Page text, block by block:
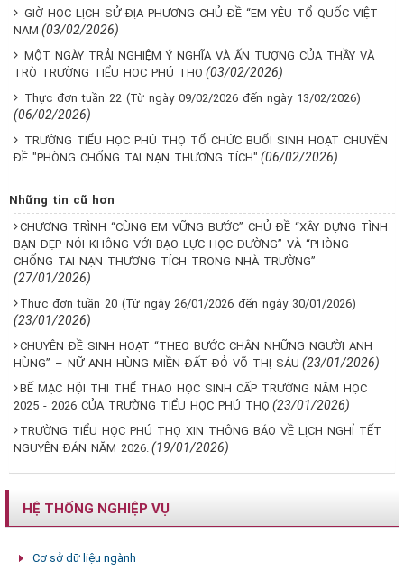
GIỜ HỌC LỊCH SỬ ĐỊA PHƯƠNG CHỦ ĐỀ “EM YÊU TỔ QUỐC VIỆT
NAM (03/02/2026)
MỘT NGÀY TRẢI NGHIỆM Ý NGHĨA VÀ ẤN TƯỢNG CỦA THẦY VÀ
TRÒ TRƯỜNG TIỂU HỌC PHÚ THỌ (03/02/2026)
Thực đơn tuần 22 (Từ ngày 09/02/2026 đến ngày 13/02/2026)
(06/02/2026)
TRƯỜNG TIỂU HỌC PHÚ THỌ TỔ CHỨC BUỔI SINH HOẠT CHUYÊN
ĐỀ "PHÒNG CHỐNG TAI NẠN THƯƠNG TÍCH" (06/02/2026)
Những tin cũ hơn
CHƯƠNG TRÌNH “CÙNG EM VỮNG BƯỚC” CHỦ ĐỀ “XÂY DỰNG TÌNH
BẠN ĐẸP NÓI KHÔNG VỚI BẠO LỰC HỌC ĐƯỜNG” VÀ “PHÒNG
CHỐNG TAI NẠN THƯƠNG TÍCH TRONG NHÀ TRƯỜNG”
(27/01/2026)
Thực đơn tuần 20 (Từ ngày 26/01/2026 đến ngày 30/01/2026)
(23/01/2026)
CHUYÊN ĐỀ SINH HOẠT “THEO BƯỚC CHÂN NHỮNG NGƯỜI ANH
HÙNG” – NỮ ANH HÙNG MIỀN ĐẤT ĐỎ VÕ THỊ SÁU (23/01/2026)
BẾ MẠC HỘI THI THỂ THAO HỌC SINH CẤP TRƯỜNG NĂM HỌC
2025 - 2026 CỦA TRƯỜNG TIỂU HỌC PHÚ THỌ (23/01/2026)
TRƯỜNG TIỂU HỌC PHÚ THỌ XIN THÔNG BÁO VỀ LỊCH NGHỈ TẾT
NGUYÊN ĐÁN NĂM 2026. (19/01/2026)
HỆ THỐNG NGHIỆP VỤ
Cơ sở dữ liệu ngành